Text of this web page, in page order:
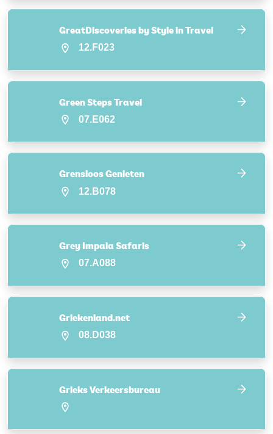
GreatDiscoveries by Style in Travel
12.F023
Green Steps Travel
07.E062
Grensloos Genieten
12.B078
Grey Impala Safaris
07.A088
Griekenland.net
08.D038
Grieks Verkeersbureau